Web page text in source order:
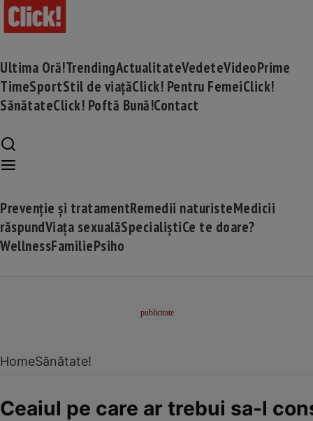
Ultima Oră!TrendingActualitateVedeteVideoPrime
TimeSportStil de viațăClick! Pentru FemeiClick!
SănătateClick! Poftă Bună!Contact
Prevenție și tratamentRemedii naturisteMedicii
răspundViața sexualăSpecialiștiCe te doare?
WellnessFamiliePsiho
HomeSănătate!
Ceaiul pe care ar trebui sa-l